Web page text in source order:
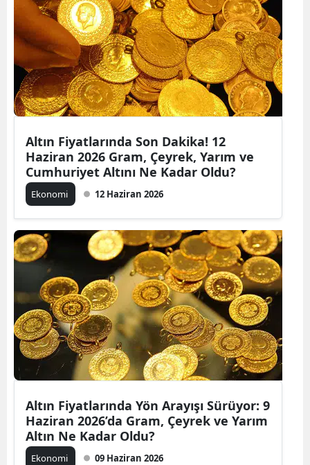
Altın Fiyatlarında Son Dakika! 12
Haziran 2026 Gram, Çeyrek, Yarım ve
Cumhuriyet Altını Ne Kadar Oldu?
Ekonomi 12 Haziran 2026
Altın Fiyatlarında Yön Arayışı Sürüyor: 9
Haziran 2026’da Gram, Çeyrek ve Yarım
Altın Ne Kadar Oldu?
Ekonomi 09 Haziran 2026